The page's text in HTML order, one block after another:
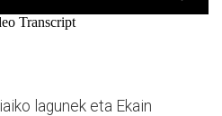
lagunek eta Ekain